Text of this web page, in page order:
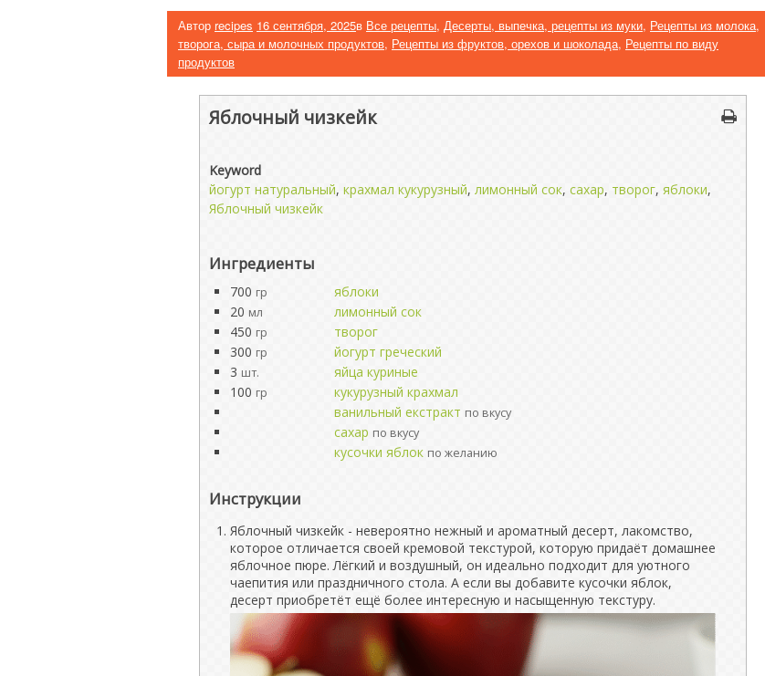
Автор recipes 16 сентября, 2025в Все рецепты, Десерты, выпечка, рецепты из муки, Рецепты из молока,
творога, сыра и молочных продуктов, Рецепты из фруктов, орехов и шоколада, Рецепты по виду
продуктов
Яблочный чизкейк
Keyword
йогурт натуральный, крахмал кукурузный, лимонный сок, сахар, творог, яблоки,
Яблочный чизкейк
Ингредиенты
700 гр
яблоки
20 мл
лимонный сок
450 гр
творог
300 гр
йогурт греческий
3 шт.
яйца куриные
100 гр
кукурузный крахмал
ванильный екстракт по вкусу
сахар по вкусу
кусочки яблок по желанию
Инструкции
Яблочный чизкейк - невероятно нежный и ароматный десерт, лакомство,
которое отличается своей кремовой текстурой, которую придаёт домашнее
яблочное пюре. Лёгкий и воздушный, он идеально подходит для уютного
чаепития или праздничного стола. А если вы добавите кусочки яблок,
десерт приобретёт ещё более интересную и насыщенную текстуру.